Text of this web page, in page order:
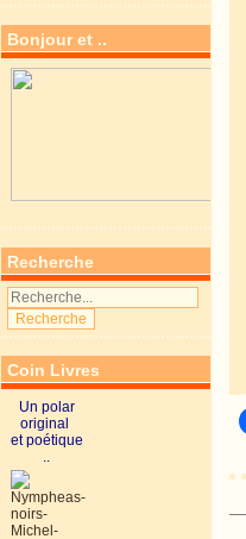
Bonjour et ..
Recherche
Coin Livres
Un polar
original
et poétique
..